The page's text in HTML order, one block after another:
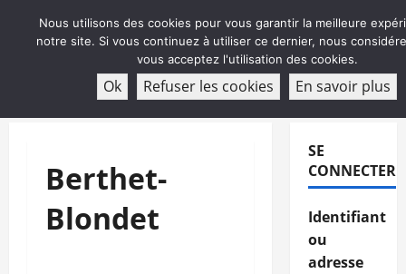
ABONNEMENT
Berthet-
Blondet
SE
CONNECTER
Identifiant
ou
adresse
Nous utilisons des cookies pour vous garantir la meilleure
notre site. Si vous continuez à utiliser ce dernier, nous
vous acceptez l'utilisation des cookies.
Ok Refuser les cookies En savoir plus